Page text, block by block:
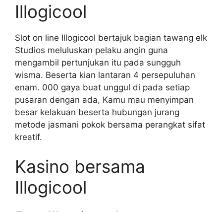
Illogicool
Slot on line Illogicool bertajuk bagian tawang elk
Studios meluluskan pelaku angin guna
mengambil pertunjukan itu pada sungguh
wisma. Beserta kian lantaran 4 persepuluhan
enam. 000 gaya buat unggul di pada setiap
pusaran dengan ada, Kamu mau menyimpan
besar kelakuan beserta hubungan jurang
metode jasmani pokok bersama perangkat sifat
kreatif.
Kasino bersama
Illogicool